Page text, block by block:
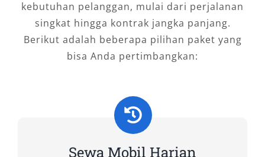
Sistem sewa fleksibel (harian, mingguan,
bulanan)
GPS dan fitur hiburan pada kendaraan
Fasilitas ini dirancang untuk meningkatkan
kenyamanan sekaligus efisiensi perjalanan
kebutuhan pelanggan, mulai dari perjalanan
singkat hingga kontrak jangka panjang.
Berikut adalah beberapa pilihan paket yang
bisa Anda pertimbangkan:
Sewa Mobil Harian